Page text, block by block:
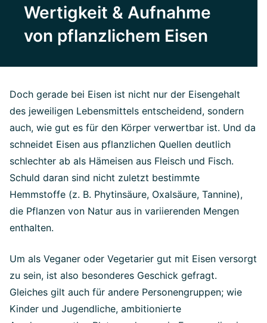
Wertigkeit & Aufnahme
von pflanzlichem Eisen
Doch gerade bei Eisen ist nicht nur der Eisengehalt
des jeweiligen Lebensmittels entscheidend, sondern
auch, wie gut es für den Körper verwertbar ist. Und da
schneidet Eisen aus pflanzlichen Quellen deutlich
schlechter ab als Hämeisen aus Fleisch und Fisch.
Schuld daran sind nicht zuletzt bestimmte
Hemmstoffe (z. B. Phytinsäure, Oxalsäure, Tannine),
die Pflanzen von Natur aus in variierenden Mengen
enthalten.
Um als Veganer oder Vegetarier gut mit Eisen versorgt
zu sein, ist also besonderes Geschick gefragt.
Gleiches gilt auch für andere Personengruppen; wie
Kinder und Jugendliche, ambitionierte